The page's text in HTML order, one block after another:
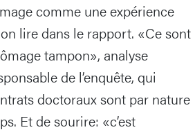
comme une expérience
lire dans le rapport. «Ce sont
tampon», analyse
de l’enquête, qui
doctoraux sont par nature
Et de sourire: «c’est